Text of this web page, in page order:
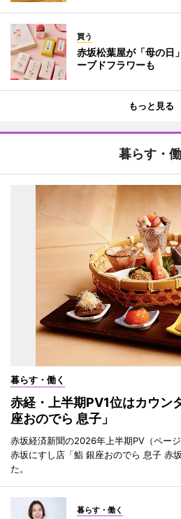
買う
赤坂松葉屋が「母の
ーブドフラワーも
もっと見る
暮らす・
暮らす・働く
赤経・上半期PV1位はカウン
座おのでら 息子」
赤坂経済新聞の2026年上半期PV（ページ
赤坂にすし店「鮨 銀座おのでら 息子 赤
た。
暮らす・働く